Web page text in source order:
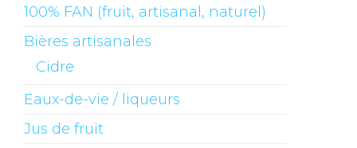
100% FAN (fruit, artisanal, naturel)
Bières artisanales
Cidre
Eaux-de-vie / liqueurs
Jus de fruit